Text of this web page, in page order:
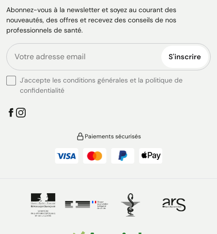
Abonnez-vous à la newsletter et soyez au courant des
nouveautés, des offres et recevez des conseils de nos
professionnels de santé.
S'inscrire
J'accepte les conditions générales et la politique de
confidentialité
Paiements sécurisés